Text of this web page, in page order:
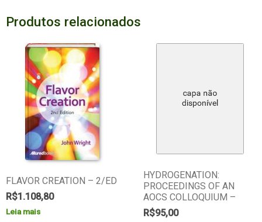
Produtos relacionados
FLAVOR CREATION – 2/ED
R$1.108,80
Leia mais
HYDROGENATION:
PROCEEDINGS OF AN
AOCS COLLOQUIUM –
R$95,00